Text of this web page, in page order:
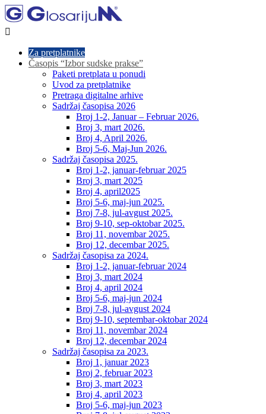

Za pretplatnike
Časopis “Izbor sudske prakse”
Paketi pretplata u ponudi
Uvod za pretplatnike
Pretraga digitalne arhive
Sadržaj časopisa 2026
Broj 1-2, Januar – Februar 2026.
Broj 3, mart 2026.
Broj 4, April 2026.
Broj 5-6, Maj-Jun 2026.
Sadržaj časopisa 2025.
Broj 1-2, januar-februar 2025
Broj 3, mart 2025
Broj 4, april2025
Broj 5-6, maj-jun 2025.
Broj 7-8, jul-avgust 2025.
Broj 9-10, sep-oktobar 2025.
Broj 11, novembar 2025.
Broj 12, decembar 2025.
Sadržaj časopisa za 2024.
Broj 1-2, januar-februar 2024
Broj 3, mart 2024
Broj 4, april 2024
Broj 5-6, maj-jun 2024
Broj 7-8, jul-avgust 2024
Broj 9-10, septembar-oktobar 2024
Broj 11, novembar 2024
Broj 12, decembar 2024
Sadržaj časopisa za 2023.
Broj 1, januar 2023
Broj 2, februar 2023
Broj 3, mart 2023
Broj 4, april 2023
Broj 5-6, maj-jun 2023